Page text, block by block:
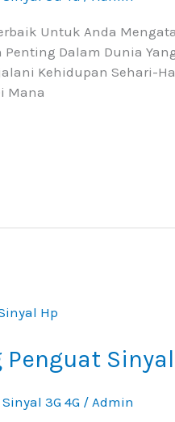
Untuk Anda
Dalam Dunia
Kehidupan Sehari-
Mana
3G 4G / Admin